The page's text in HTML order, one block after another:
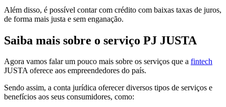
Além disso, é possível contar com crédito com baixas taxas de juros,
de forma mais justa e sem enganação.
Saiba mais sobre o serviço PJ JUSTA
Agora vamos falar um pouco mais sobre os serviços que a fintech
JUSTA oferece aos empreendedores do país.
Sendo assim, a conta jurídica oferecer diversos tipos de serviços e
benefícios aos seus consumidores, como: